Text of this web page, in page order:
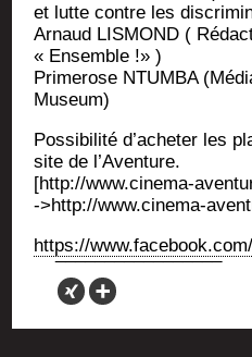
et lutte contre les
Arnaud LISMOND (
« Ensemble !» )
Pri­me­rose NTUMBA
Museum)
Pos­si­bi­li­té d’a­che­ter les
site de l’Aventure.
[http://www.cinema-
->http://www.cinema-
https://